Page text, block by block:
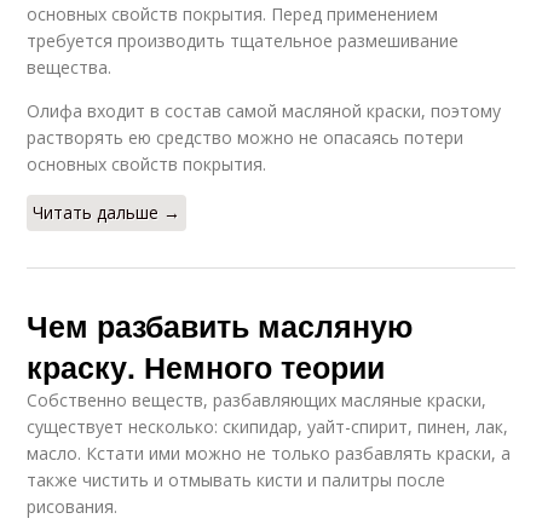
основных свойств покрытия. Перед применением
требуется производить тщательное размешивание
вещества.
Олифа входит в состав самой масляной краски, поэтому
растворять ею средство можно не опасаясь потери
основных свойств покрытия.
Читать дальше →
Чем разбавить масляную
краску. Немного теории
Собственно веществ, разбавляющих масляные краски,
существует несколько: скипидар, уайт-спирит, пинен, лак,
масло. Кстати ими можно не только разбавлять краски, а
также чистить и отмывать кисти и палитры после
рисования.